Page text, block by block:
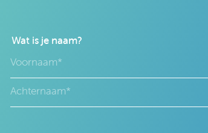
Wat is je naam?